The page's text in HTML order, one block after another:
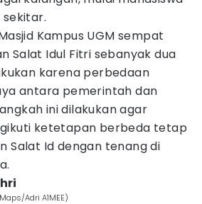
Kampus UGM sempat
Salat Idul Fitri sebanyak dua
karena perbedaan
antara pemerintah dan
ini dilakukan agar
ketetapan berbeda tetap
Salat Id dengan tenang di
Adri A1MEE)